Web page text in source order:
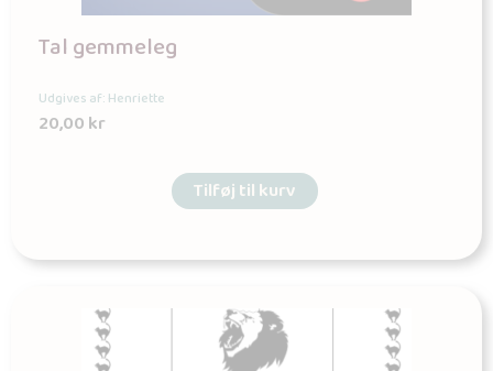
Tal gemmeleg
Udgives af: Henriette
20,00kr
Tilføj til kurv